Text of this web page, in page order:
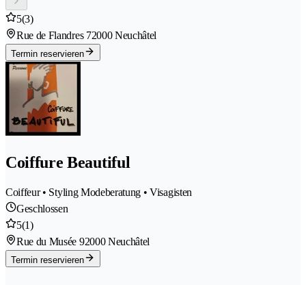
5(3)
Rue de Flandres 72000 Neuchâtel
Termin reservieren
Coiffure Beautiful
Coiffeur • Styling Modeberatung • Visagisten
Geschlossen
5(1)
Rue du Musée 92000 Neuchâtel
Termin reservieren